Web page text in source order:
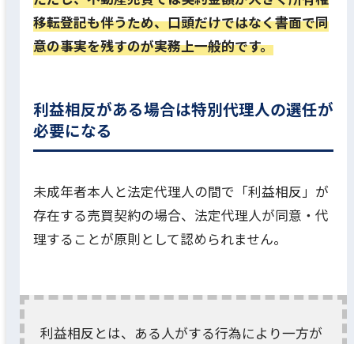
移転登記も伴うため、口頭だけではなく書面で同
意の事実を残すのが実務上一般的です。
利益相反がある場合は特別代理人の選任が
必要になる
未成年者本人と法定代理人の間で「利益相反」が
存在する売買契約の場合、法定代理人が同意・代
理することが原則として認められません。
利益相反とは、ある人がする行為により一方が